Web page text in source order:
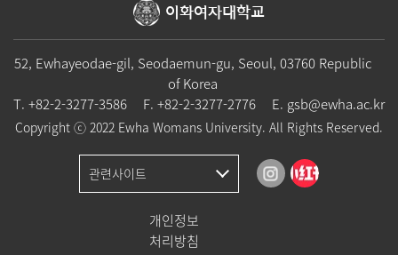
이화여자대학교
52, Ewhayeodae-gil, Seodaemun-gu, Seoul, 03760 Republic
of Korea
T. +82-2-3277-3586 F. +82-2-3277-2776 E. gsb@ewha.ac.kr
Copyright ⓒ 2022 Ewha Womans University. All Rights Reserved.
관련사이트
개인정보
처리방침